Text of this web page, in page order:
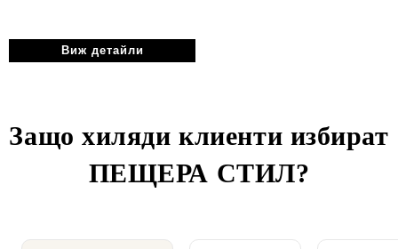
Виж детайли
Защо хиляди клиенти избират
ПЕЩЕРА СТИЛ?